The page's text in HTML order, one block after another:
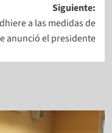
Siguiente:
a las medidas de
anunció el presidente